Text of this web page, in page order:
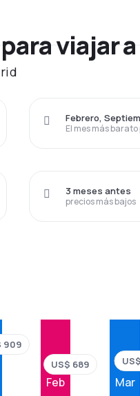
viajar
El mes más
Febrero,
precios más bajos
3 meses antes
909
Feb
US$ 689
Mar